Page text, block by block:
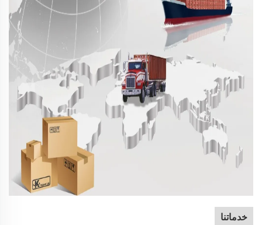
خدماتنا